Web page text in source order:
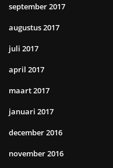
september 2017
augustus 2017
juli 2017
april 2017
maart 2017
januari 2017
december 2016
november 2016